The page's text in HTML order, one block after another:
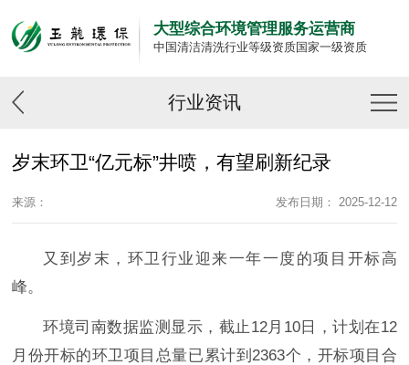
大型综合环境管理服务运营商
中国清洁清洗行业等级资质国家一级资质
行业资讯
岁末环卫“亿元标”井喷，有望刷新纪录
来源： 发布日期： 2025-12-12
又到岁末，环卫行业迎来一年一度的项目开标高
峰。
环境司南数据监测显示，截止12月10日，计划在12
月份开标的环卫项目总量已累计到2363个，开标项目合